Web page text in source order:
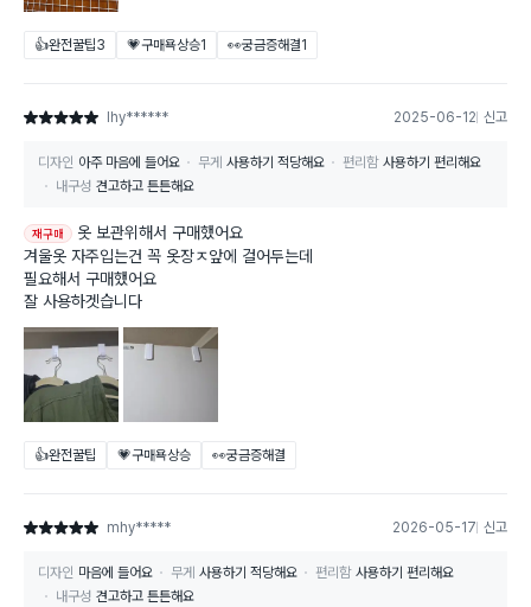
👍완전꿀팁3 💗구매욕상승1 👀궁금증해결1
별점 5점 lhy****** 2025-06-12 신고
디자인 아주 마음에 들어요 무게 사용하기 적당해요 편리함 사용하기 편리해요
내구성 견고하고 튼튼해요
재구매
옷 보관위해서 구매했어요
겨울옷 자주입는건 꼭 옷장ㅈ앞에 걸어두는데
필요해서 구매했어요
잘 사용하겟습니다
👍완전꿀팁 💗구매욕상승 👀궁금증해결
별점 5점 mhy***** 2026-05-17 신고
디자인 마음에 들어요 무게 사용하기 적당해요 편리함 사용하기 편리해요
내구성 견고하고 튼튼해요